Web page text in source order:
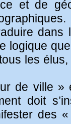
et de
dans
logique
les
de ville »
doit
des